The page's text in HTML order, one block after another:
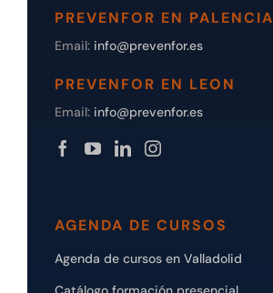
PREVENFOR EN PALENCIA
Email: info@prevenfor.es
PREVENFOR EN LEON
Email: info@prevenfor.es
AGENDA DE CURSOS
Agenda de cursos en Valladolid